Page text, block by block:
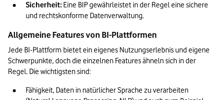
Sicherheit: Eine BIP gewährleistet in der Regel eine sichere
und rechtskonforme Datenverwaltung.
Allgemeine Features von BI-Plattformen
Jede BI-Plattform bietet ein eigenes Nutzungserlebnis und eigene
Schwerpunkte, doch die einzelnen Features ähneln sich in der
Regel. Die wichtigsten sind:
Fähigkeit, Daten in natürlicher Sprache zu verarbeiten